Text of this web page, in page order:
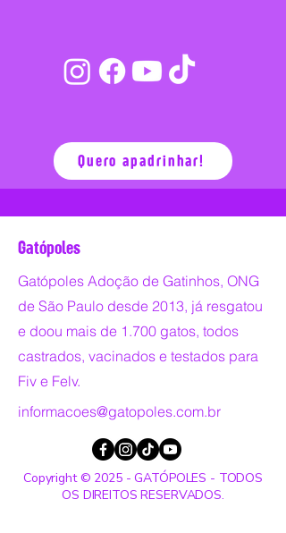
Quero apadrinhar!
Gatópoles
Gatópoles Adoção de Gatinhos, ONG
de São Paulo desde 2013, já resgatou
e doou mais de 1.700 gatos, todos
castrados, vacinados e testados para
Fiv e Felv.
informacoes@gatopoles.com.br
Copyright © 2025 - GATÓPOLES - TODOS
OS DIREITOS RESERVADOS.